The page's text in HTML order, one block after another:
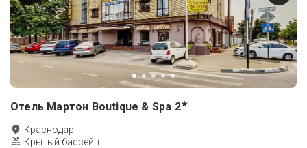
Отель Мартон Boutique & Spa 2★
Краснодар
Крытый бассейн